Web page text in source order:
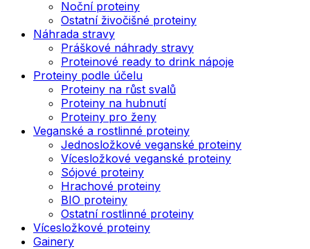
Noční proteiny
Ostatní živočišné proteiny
Náhrada stravy
Práškové náhrady stravy
Proteinové ready to drink nápoje
Proteiny podle účelu
Proteiny na růst svalů
Proteiny na hubnutí
Proteiny pro ženy
Veganské a rostlinné proteiny
Jednosložkové veganské proteiny
Vícesložkové veganské proteiny
Sójové proteiny
Hrachové proteiny
BIO proteiny
Ostatní rostlinné proteiny
Vícesložkové proteiny
Gainery